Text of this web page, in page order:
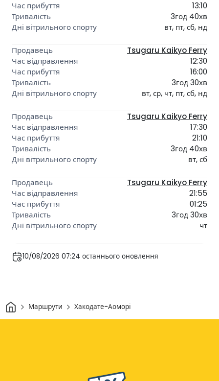
13:10
3год 40хв
вт, пт, сб, нд
Tsugaru Kaikyo Ferry
12:30
16:00
3год 30хв
вт, ср, чт, пт, сб, нд
Tsugaru Kaikyo Ferry
17:30
21:10
3год 40хв
вт, сб
Tsugaru Kaikyo Ferry
21:55
01:25
3год 30хв
чт
10/08/2026 07:24 останнього оновлення
Дім Маршрути Хакодате-Аоморі